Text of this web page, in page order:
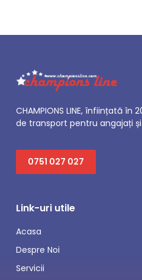
CHAMPIONS LINE, înființată în
de transport pentru angajați
0751 027 027
Link-uri utile
Acasa
Despre Noi
Servicii